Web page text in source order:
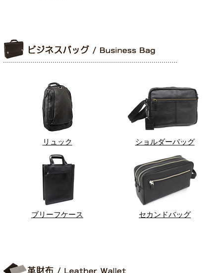
リュック ショルダーバッグ
ブリーフケース セカンドバッグ